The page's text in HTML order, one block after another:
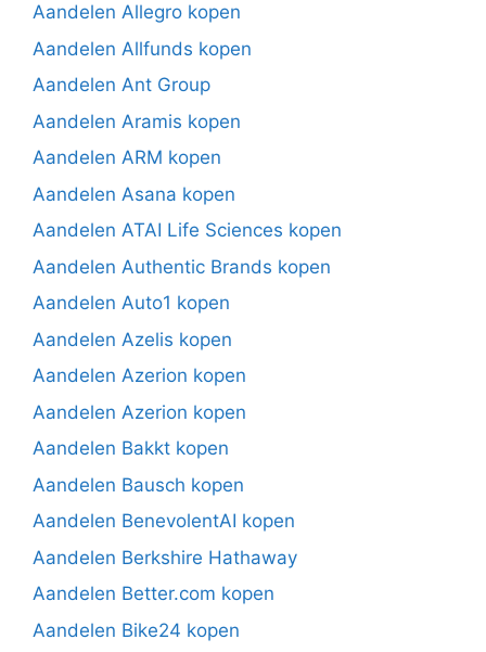
Aandelen Allegro kopen
Aandelen Allfunds kopen
Aandelen Ant Group
Aandelen Aramis kopen
Aandelen ARM kopen
Aandelen Asana kopen
Aandelen ATAI Life Sciences kopen
Aandelen Authentic Brands kopen
Aandelen Auto1 kopen
Aandelen Azelis kopen
Aandelen Azerion kopen
Aandelen Azerion kopen
Aandelen Bakkt kopen
Aandelen Bausch kopen
Aandelen BenevolentAI kopen
Aandelen Berkshire Hathaway
Aandelen Better.com kopen
Aandelen Bike24 kopen